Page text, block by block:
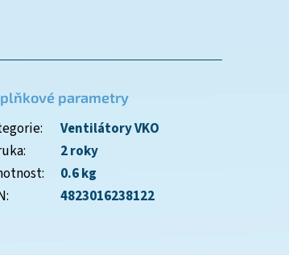
parametry
:
Ventilátory VKO
:
2 roky
:
0.6 kg
: 4823016238122